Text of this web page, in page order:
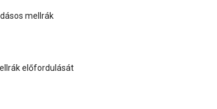
mellrák
előfordulását